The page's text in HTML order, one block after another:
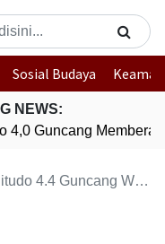
Sosial Budaya
NEWS:
4,0 Guncang
Halmahera Barat, Maluku Utara